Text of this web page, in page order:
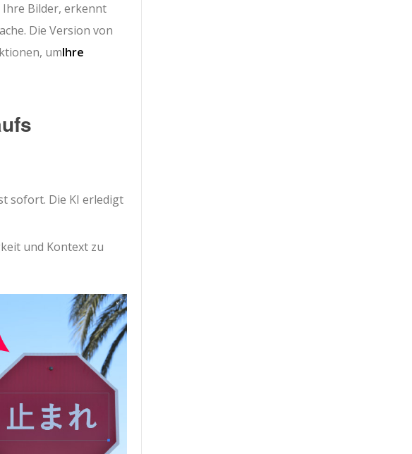
Ihre Bilder, erkennt
Die Version von
umIhre
sofort. Die KI erledigt
und Kontext zu